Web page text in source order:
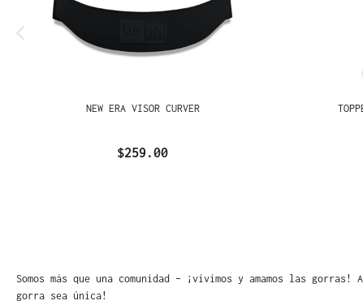
NEW ERA VISOR CURVER
$259.00
Somos más que una comunidad – ¡vivimos y amamos las
gorra sea única!